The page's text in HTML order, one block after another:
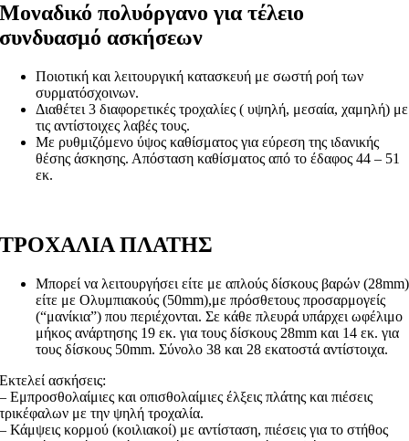
Μοναδικό πολυόργανο για τέλειο
συνδυασμό ασκήσεων
Ποιοτική και λειτουργική κατασκευή με σωστή ροή των
συρματόσχοινων.
Διαθέτει 3 διαφορετικές τροχαλίες ( υψηλή, μεσαία, χαμηλή) με
τις αντίστοιχες λαβές τους.
Με ρυθμιζόμενο ύψος καθίσματος για εύρεση της ιδανικής
θέσης άσκησης. Απόσταση καθίσματος από το έδαφος 44 – 51
εκ.
ΤΡΟΧΑΛΙΑ ΠΛΑΤΗΣ
Μπορεί να λειτουργήσει είτε με απλούς δίσκους βαρών (28mm)
είτε με Ολυμπιακούς (50mm),με πρόσθετους προσαρμογείς
(“μανίκια”) που περιέχονται. Σε κάθε πλευρά υπάρχει ωφέλιμο
μήκος ανάρτησης 19 εκ. για τους δίσκους 28mm και 14 εκ. για
τους δίσκους 50mm. Σύνολο 38 και 28 εκατοστά αντίστοιχα.
Εκτελεί ασκήσεις:
– Εμπροσθολαίμιες και οπισθολαίμιες έλξεις πλάτης και πιέσεις
τρικέφαλων με την ψηλή τροχαλία.
– Κάμψεις κορμού (κοιλιακοί) με αντίσταση, πιέσεις για το στήθος